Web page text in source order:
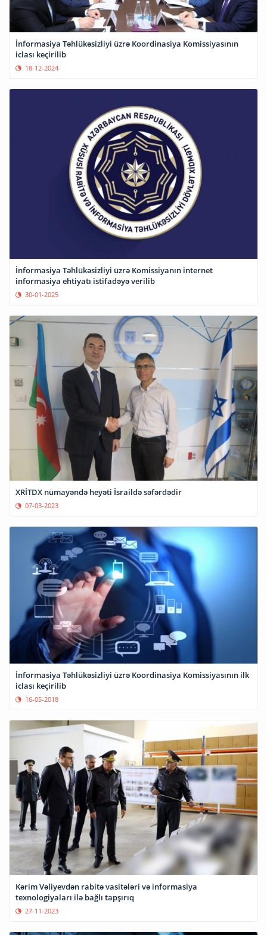
İnformasiya Təhlükəsizliyi üzrə Koordinasiya Komissiyasının
iclası keçirilib
18-12-2024
İnformasiya Təhlükəsizliyi üzrə Komissiyanın internet
informasiya ehtiyatı istifadəyə verilib
30-01-2025
XRİTDX nümayəndə heyəti İsraildə səfərdədir
07-03-2023
İnformasiya Təhlükəsizliyi üzrə Koordinasiya Komissiyasının ilk
iclası keçirilib
16-05-2018
Kərim Vəliyevdən rabitə vasitələri və informasiya
texnologiyaları ilə bağlı tapşırıq
27-11-2023